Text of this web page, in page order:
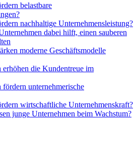
belastbare
nachhaltige Unternehmensleistung?
dabei hilft, einen sauberen
moderne Geschäftsmodelle
erhöhen die Kundentreue im
unternehmerische
wirtschaftliche Unternehmenskraft?
junge Unternehmen beim Wachstum?